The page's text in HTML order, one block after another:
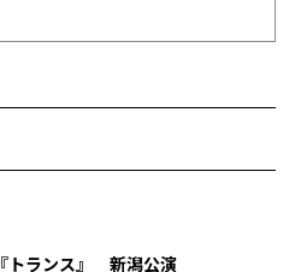
ランス』 新潟公演